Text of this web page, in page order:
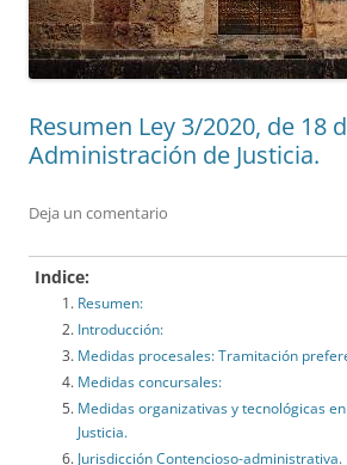
Resumen Ley 3/2020, de 18
Administración de Justicia.
Deja un comentario
Indice:
Resumen:
Introducción:
Medidas procesales: Tramitación
Medidas concursales:
Medidas organizativas y tecnológicas
Justicia.
Jurisdicción Contencioso-administrativa.